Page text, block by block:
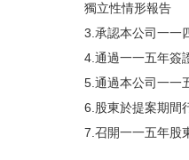
獨立性情形報告
3.承認本公司一一
4.通過一一五年簽
5.通過本公司一一
6.股東於提案期間
7.召開一一五年股